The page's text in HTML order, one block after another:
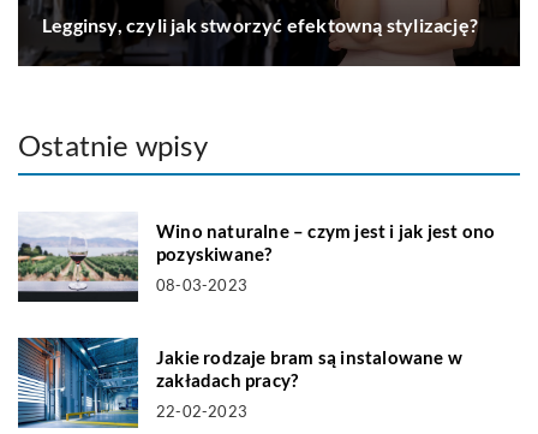
Legginsy, czyli jak stworzyć efektowną stylizację?
Ostatnie wpisy
Wino naturalne – czym jest i jak jest ono
pozyskiwane?
08-03-2023
Jakie rodzaje bram są instalowane w
zakładach pracy?
22-02-2023